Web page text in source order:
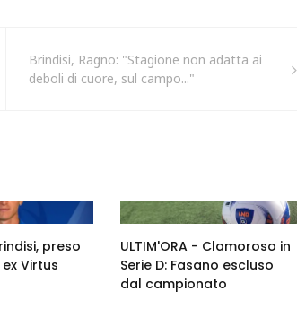
Brindisi, Ragno: "Stagione non adatta ai
deboli di cuore, sul campo..."
preso
Virtus
ULTIM'ORA - Clamoroso in
Serie D: Fasano escluso
dal campionato